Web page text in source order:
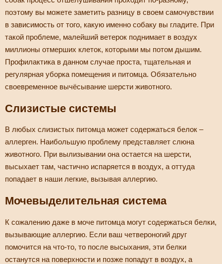
поэтому вы можете заметить разницу в своем самочувствии
в зависимость от того, какую именно собаку вы гладите. При
такой проблеме, малейший ветерок поднимает в воздух
миллионы отмерших клеток, которыми мы потом дышим.
Профилактика в данном случае проста, тщательная и
регулярная уборка помещения и питомца. Обязательно
своевременное вычёсывание шерсти животного.
Слизистые системы
В любых слизистых питомца может содержаться белок –
аллерген. Наибольшую проблему представляет слюна
животного. При вылизывании она остается на шерсти,
высыхает там, частично испаряется в воздух, а оттуда
попадает в наши легкие, вызывая аллергию.
Мочевыделительная система
К сожалению даже в моче питомца могут содержаться белки,
вызывающие аллергию. Если ваш четвероногий друг
помочится на что-то, то после высыхания, эти белки
останутся на поверхности и позже попадут в воздух, а